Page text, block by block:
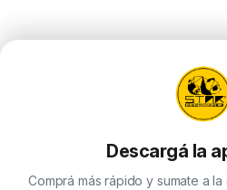
Descargá la
Comprá más rápido y sumate a